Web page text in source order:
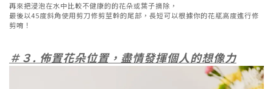
再來把浸泡在水中比較不健康的的花朵或葉子摘除，
最後以45度斜角使用剪刀修剪莖幹的尾部，長短可以根據你的花瓶高度進行修
剪唷！
＃３. 佈置花朵位置，盡情發揮個人的想像力